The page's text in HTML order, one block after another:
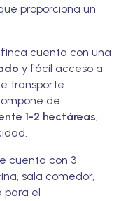
proporciona un
cuenta con una
y fácil acceso a
transporte
de
1-2 hectáreas,
cuenta con 3
sala comedor,
para el